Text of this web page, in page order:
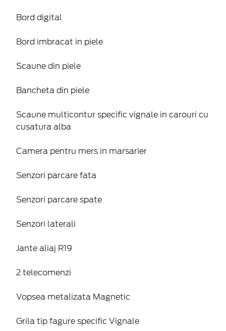
Bord digital
Bord imbracat in piele
Scaune din piele
Bancheta din piele
Scaune multicontur specific vignale in carouri cu
cusatura alba
Camera pentru mers in marsarier
Senzori parcare fata
Senzori parcare spate
Senzori laterali
Jante aliaj R19
2 telecomenzi
Vopsea metalizata Magnetic
Grila tip fagure specific Vignale